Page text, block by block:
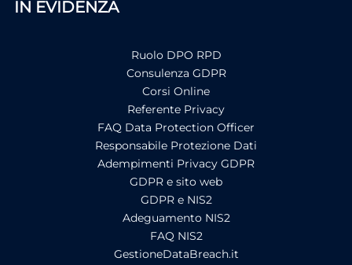
IN EVIDENZA
Ruolo DPO RPD
Consulenza GDPR
Corsi Online
Referente Privacy
FAQ Data Protection Officer
Responsabile Protezione Dati
Adempimenti Privacy GDPR
GDPR e sito web
GDPR e NIS2
Adeguamento NIS2
FAQ NIS2
GestioneDataBreach.it